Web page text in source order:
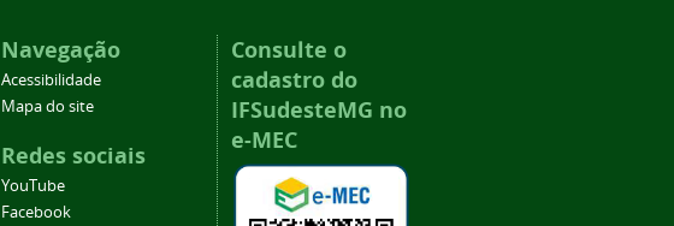
Navegação
Acessibilidade
Mapa do site
Redes sociais
YouTube
Facebook
Consulte o
cadastro do
IFSudesteMG no
e-MEC